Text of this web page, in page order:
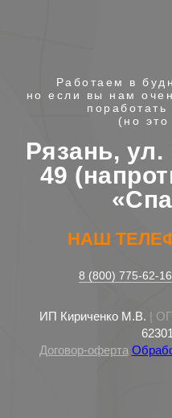
Работаем в
но если вы нам
(но это
Рязань, ул.
49
НАШ
8 (800) 775-62-16
ИП Кириченко М.В. |
Договор-оферта